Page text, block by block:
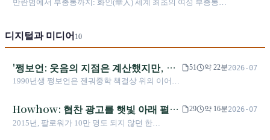
행정원장에 취임해 2024년 5월 20일 퇴임하고 줘룽
반란범에서 부총통까지: 화인(華人) 세계 최초의 여성 부총통,
디지털과 미디어 10
'쩡보언: 웃음의 지점은 계산했지만, 사
회는 계산하지 못했다'
1990년생 쩡보언은 젠궈중학 책걸상 위의 이어폰
복수전공, 런던대학교 뇌와 마음 과학, 파리 제6대
학교 통합생물학 석사 과정을 거쳐 박사과정 지원
을 앞두고 스탠드업 코미디로 방향을 틀었다. 그
51 약 22분2026-07
Howhow: 협찬 광고를 햇빛 아래 펼쳐
보인 사람, 그리고 그가 홀로 떠받친 점
2015년, 팔로워가 10만 명도 되지 않던 한
29 약 16분2026-07